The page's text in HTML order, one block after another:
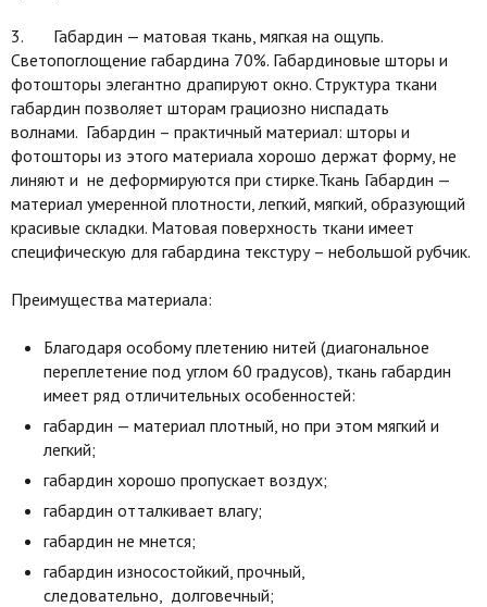
3. Габардин — матовая ткань, мягкая на ощупь.
Светопоглощение габардина 70%. Габардиновые шторы и
фотошторы элегантно драпируют окно. Структура ткани
габардин позволяет шторам грациозно ниспадать
волнами. Габардин – практичный материал: шторы и
фотошторы из этого материала хорошо держат форму, не
линяют и не деформируются при стирке.Ткань Габардин —
материал умеренной плотности, легкий, мягкий, образующий
красивые складки. Матовая поверхность ткани имеет
специфическую для габардина текстуру – небольшой рубчик.
Преимущества материала:
Благодаря особому плетению нитей (диагональное
переплетение под углом 60 градусов), ткань габардин
имеет ряд отличительных особенностей:
габардин — материал плотный, но при этом мягкий и
легкий;
габардин хорошо пропускает воздух;
габардин отталкивает влагу;
габардин не мнется;
габардин износостойкий, прочный,
следовательно, долговечный;